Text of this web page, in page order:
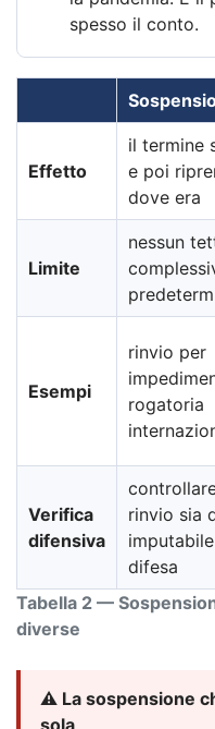
spesso il conto.
Tabella 2 —
diverse
Effetto
il termine
e poi
dove era
Limite
nessun
Esempi
rinvio per
rogatoria
Verifica
difensiva
rinvio sia
difesa
⚠️ La sospensione
sola